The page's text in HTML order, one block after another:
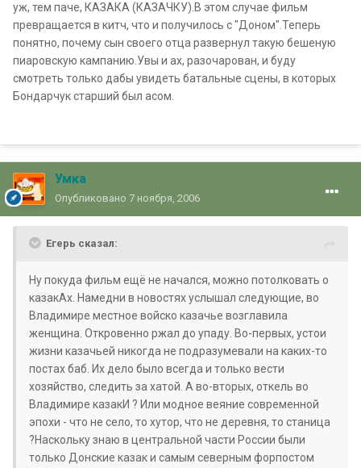
уж, тем паче, КАЗАКА (КАЗАЧКУ).В этом случае фильм
превращается в китч, что и получилось с "Доном".Теперь
понятно, почему сын своего отца развернул такую бешеную
пиаровскую кампанию.Увы и ах, разочарован, и буду
смотреть только дабы увидеть батальные сцены, в которых
Бондарчук старший был асом.
Умка
Опубликовано 7 ноября, 2006
Егерь сказал:
Ну покуда фильм ещё не начался, можно потолковать о
казакАх. Намедни в новостях услышал следующие, во
Владимире местное войско казачье возглавила
женщина. Откровенно ржал до упаду. Во-первых, устои
жизни казачьей никогда не подразумевали на каких-то
постах баб. Их дело было всегда и только вести
хозяйство, следить за хатой. А во-вторых, откель во
Владимире казакИ ? Или модное веяние современной
эпохи - что не село, то хутор, что не деревня, то станица
?Наскольку знаю в центральной части России были
только Донские казак и самым северным форпостом